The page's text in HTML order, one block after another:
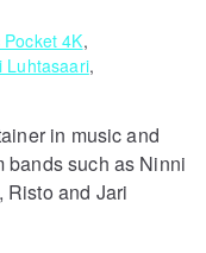
4K,
Luhtasaari,
in music and
bands such as Ninni
Risto and Jari